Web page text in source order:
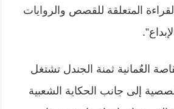
المتعلقة للقصص والروايات
العُمانية ثمنة الجندل تشتغل
إلى جانب الحكاية الشعبية